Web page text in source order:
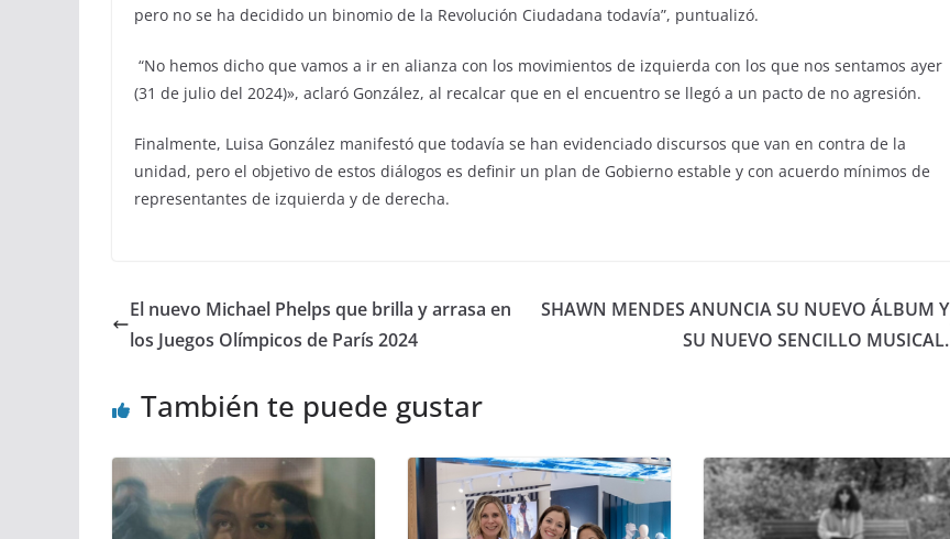
pero no se ha decidido un binomio de la Revolución Ciudadana todavía”, puntualizó.
“No hemos dicho que vamos a ir en alianza con los movimientos de izquierda con los que nos sentamos ayer
(31 de julio del 2024)», aclaró González, al recalcar que en el encuentro se llegó a un pacto de no agresión.
Finalmente, Luisa González manifestó que todavía se han evidenciado discursos que van en contra de la
unidad, pero el objetivo de estos diálogos es definir un plan de Gobierno estable y con acuerdo mínimos de
representantes de izquierda y de derecha.
El nuevo Michael Phelps que brilla y arrasa en
los Juegos Olímpicos de París 2024
SHAWN MENDES ANUNCIA SU NUEVO ÁLBUM Y
SU NUEVO SENCILLO MUSICAL.
También te puede gustar